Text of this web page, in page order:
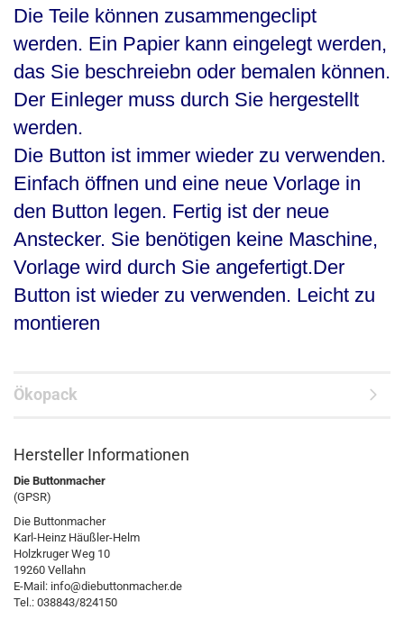
Die Teile können zusammengeclipt
werden. Ein Papier kann eingelegt werden,
das Sie beschreiebn oder bemalen können.
Der Einleger muss durch Sie hergestellt
werden.
Die Button ist immer wieder zu verwenden.
Einfach öffnen und eine neue Vorlage in
den Button legen. Fertig ist der neue
Anstecker. Sie benötigen keine Maschine,
Vorlage wird durch Sie angefertigt.Der
Button ist wieder zu verwenden. Leicht zu
montieren
Ökopack
Hersteller Informationen
Die Buttonmacher
(GPSR)
Die Buttonmacher
Karl-Heinz Häußler-Helm
Holzkruger Weg 10
19260 Vellahn
E-Mail: info@diebuttonmacher.de
Tel.: 038843/824150